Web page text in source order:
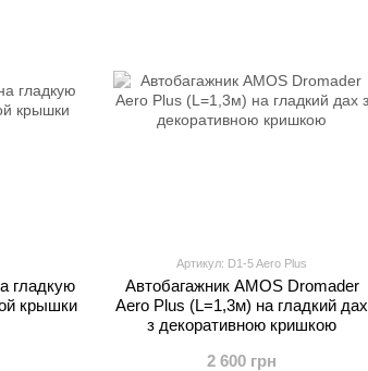
гладкую
крышки
Артикул: D1-5 Aero Plus
Автобагажник AMOS Dromader
Aero Plus (L=1,3м) на гладкий дах
з декоративною кришкою
2 600 грн